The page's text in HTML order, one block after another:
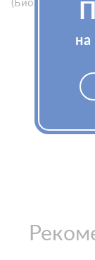
(Биоформула
3)
Узнать
на